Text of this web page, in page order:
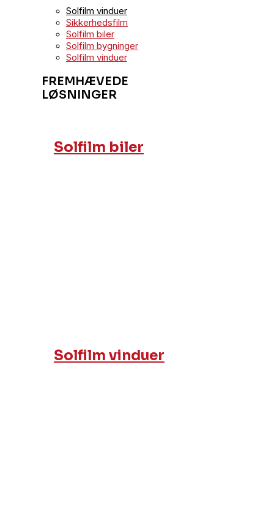
Solfilm vinduer
Sikkerhedsfilm
Solfilm biler
Solfilm bygninger
Solfilm vinduer
FREMHÆVEDE
LØSNINGER
Solfilm biler
Solfilm vinduer